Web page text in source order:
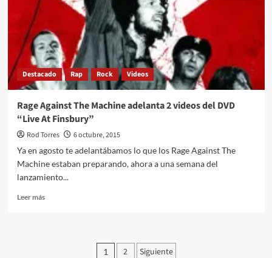
los
500M
de
streams
en
Spotify
Destacado Rap Rock Videos
Rage Against The Machine adelanta 2 videos del DVD
“Live At Finsbury”
Rod Torres
6 octubre, 2015
Ya en agosto te adelantábamos lo que los Rage Against The
Machine estaban preparando, ahora a una semana del
lanzamiento...
Leer másLeer
Paginación
1 2 Siguiente